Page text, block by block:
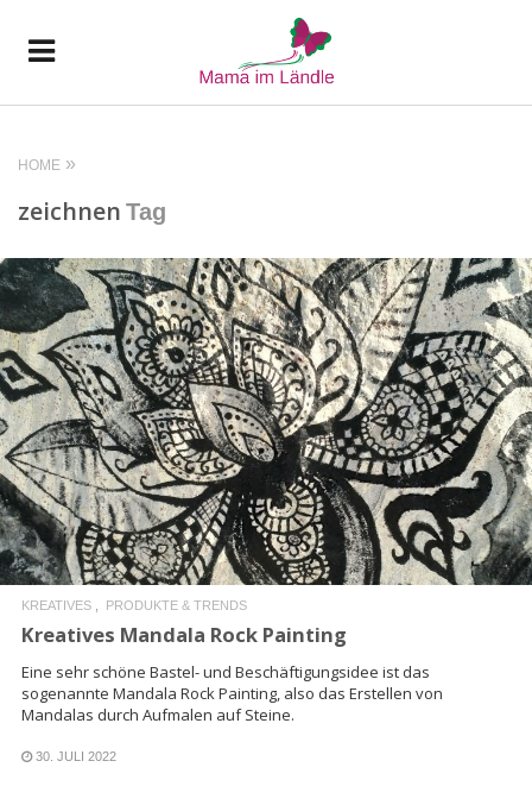
HOME
zeichnen Tag
READ MORE
KREATIVES PRODUKTE & TRENDS
Kreatives Mandala Rock Painting
Eine sehr schöne Bastel- und Beschäftigungsidee ist das
sogenannte Mandala Rock Painting, also das Erstellen von
Mandalas durch Aufmalen auf Steine.
30. JULI 2022